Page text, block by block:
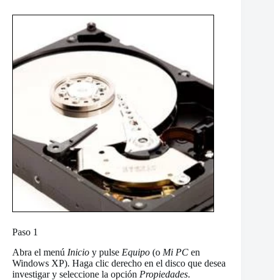
Paso 1
Abra el menú Inicio y pulse Equipo (o Mi PC en
Windows XP). Haga clic derecho en el disco que desea
investigar y seleccione la opción Propiedades.